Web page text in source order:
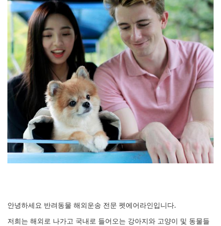
안녕하세요 반려동물 해외운송 전문 펫에어라인입니다.
저희는 해외로 나가고 국내로 들어오는 강아지와 고양이 및 동물들